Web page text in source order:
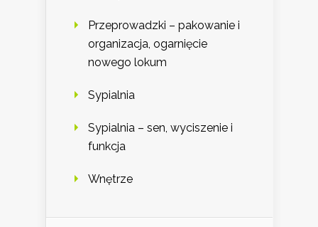
Przeprowadzki – pakowanie i
organizacja, ogarnięcie
nowego lokum
Sypialnia
Sypialnia – sen, wyciszenie i
funkcja
Wnętrze